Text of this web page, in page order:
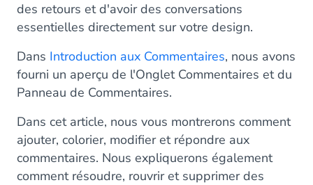
des retours et d'avoir des conversations
essentielles directement sur votre design.
Dans Introduction aux Commentaires, nous avons
fourni un aperçu de l'Onglet Commentaires et du
Panneau de Commentaires.
Dans cet article, nous vous montrerons comment
ajouter, colorier, modifier et répondre aux
commentaires. Nous expliquerons également
comment résoudre, rouvrir et supprimer des